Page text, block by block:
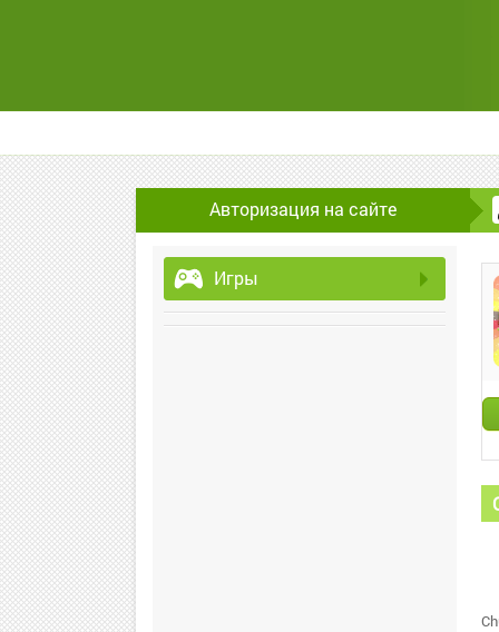
Авторизация на сайте
Игры